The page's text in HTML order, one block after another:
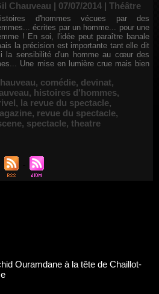
Chauveau | 07/07/2014 | Théâtre
d'hommes vécues par des
écrites par un homme... pour une
! En soi, l'idée peut paraître banale
la précision est importante tant elle dit
la sensibilité d'un homme au cœur des
Une mise en lumière crue mais bien
, comédie, devinat,
, histoires d'hommes,
, la revue du spectacle,
, revue du spectacle,
, spectacle, theatre
à la direction du Phénix,
Métropole